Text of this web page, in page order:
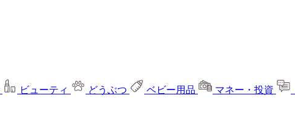
ビューティ どうぶつ ベビー用品 マネー・投資